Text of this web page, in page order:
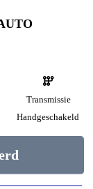
Transmissie
Handgeschakeld